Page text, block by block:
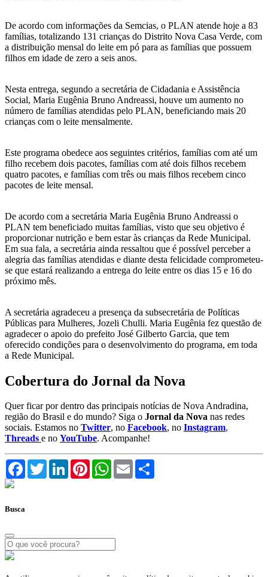
De acordo com informações da Semcias, o PLAN atende hoje a 83
famílias, totalizando 131 crianças do Distrito Nova Casa Verde, com
a distribuição mensal do leite em pó para as famílias que possuem
filhos em idade de zero a seis anos.
Nesta entrega, segundo a secretária de Cidadania e Assistência
Social, Maria Eugênia Bruno Andreassi, houve um aumento no
número de famílias atendidas pelo PLAN, beneficiando mais 20
crianças com o leite mensalmente.
Este programa obedece aos seguintes critérios, famílias com até um
filho recebem dois pacotes, famílias com até dois filhos recebem
quatro pacotes, e famílias com três ou mais filhos recebem cinco
pacotes de leite mensal.
De acordo com a secretária Maria Eugênia Bruno Andreassi o
PLAN tem beneficiado muitas famílias, visto que seu objetivo é
proporcionar nutrição e bem estar às crianças da Rede Municipal.
Em sua fala, a secretária ainda ressaltou que é possível perceber a
alegria das famílias atendidas e diante desta felicidade comprometeu-
se que estará realizando a entrega do leite entre os dias 15 e 16 do
próximo mês.
A secretária agradeceu a presença da subsecretária de Políticas
Públicas para Mulheres, Jozeli Chulli. Maria Eugênia fez questão de
agradecer o apoio do prefeito José Gilberto Garcia, que tem
oferecido condições para o desenvolvimento do programa, em toda
a Rede Municipal.
Cobertura do Jornal da Nova
Quer ficar por dentro das principais notícias de Nova Andradina,
região do Brasil e do mundo? Siga o Jornal da Nova nas redes
sociais. Estamos no Twitter, no Facebook, no Instagram,
Threads e no YouTube. Acompanhe!
FacebookTwitterLinkedInPinterestWhatsApp
Email
Busca